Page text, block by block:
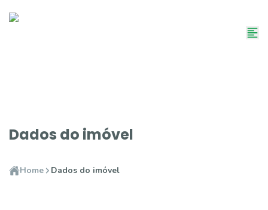
Dados do imóvel
Home Dados do imóvel